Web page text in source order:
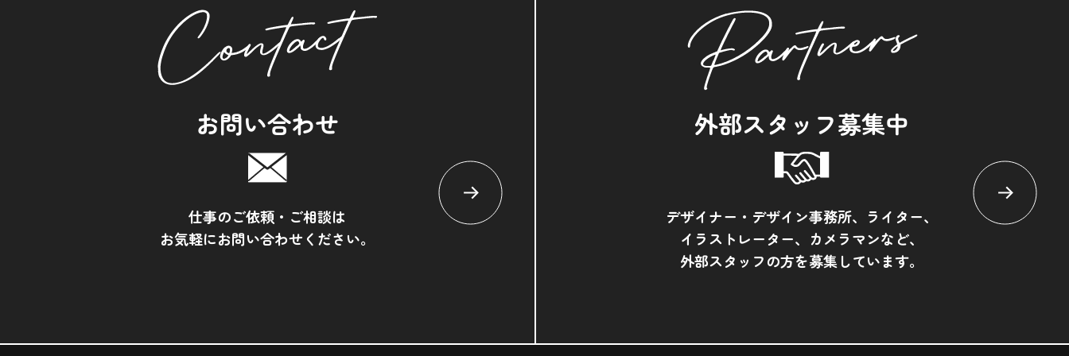
お問い合わせ
仕事のご依頼・ご相談は
お気軽にお問い合わせください。
外部スタッフ募集中
デザイナー・デザイン事務所、ライター、
イラストレーター、カメラマンなど、
外部スタッフの方を募集しています。